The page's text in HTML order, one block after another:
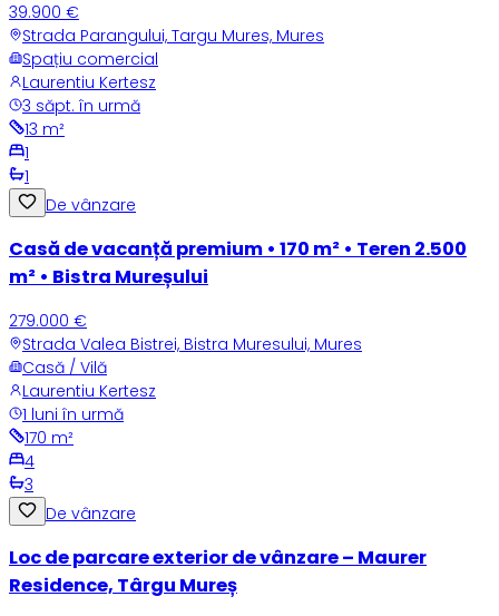
39.900 €
Strada Parangului, Targu Mures, Mures
Spațiu comercial
Laurentiu Kertesz
3 săpt. în urmă
13 m²
1
1
De vânzare
Casă de vacanță premium • 170 m² • Teren 2.500
m² • Bistra Mureșului
279.000 €
Strada Valea Bistrei, Bistra Muresului, Mures
Casă / Vilă
Laurentiu Kertesz
1 luni în urmă
170 m²
4
3
De vânzare
Loc de parcare exterior de vânzare – Maurer
Residence, Târgu Mureș